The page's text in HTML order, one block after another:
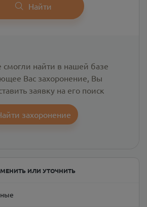
Найти
смогли найти в нашей базе
Вас захоронение, Вы
заявку на его поиск
захоронение
ИЛИ УТОЧНИТЬ